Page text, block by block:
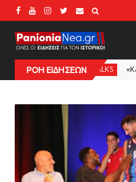
ΡΟΗ ΕΙΔΗΣΕΩΝ
KARA TALKS «Kara Talks»: Live